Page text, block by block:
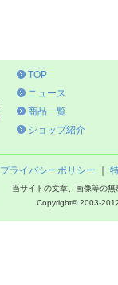
TOP
ニュース
商品一覧
ショップ紹介
プライバシーポリシー
当サイトの文章、画像等の
Copyright© 2003-